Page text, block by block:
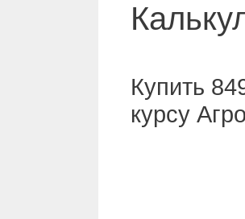
Купить
курсу